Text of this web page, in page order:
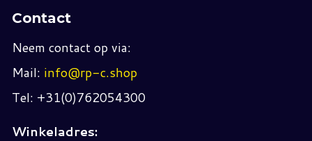
Contact
Neem contact op via:
Mail: info@rp-c.shop
Tel: +31(0)762054300
Winkeladres: